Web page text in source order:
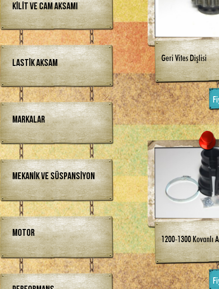
Kilit ve Cam Aksamı
Lastik Aksam
Markalar
Mekanik ve Süspansiyon
Motor
Geri Vites Dişlisi
1200-1300 Kovanlı